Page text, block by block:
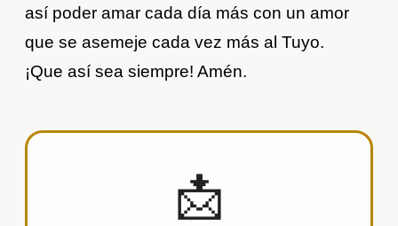
así poder amar cada día más con un amor
que se asemeje cada vez más al Tuyo.
¡Que así sea siempre! Amén.
📩